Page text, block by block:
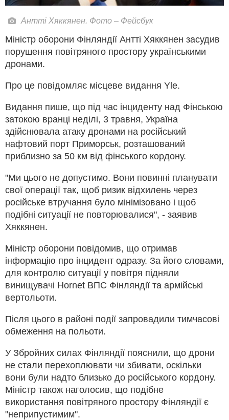
Антті Хяккянен. Фото – Фейсбук
Міністр оборони Фінляндії Антті Хяккянен засудив
порушення повітряного простору українськими
дронами.
Про це повідомляє місцеве видання Yle.
Видання пише, що під час інциденту над Фінською
затокою вранці неділі, 3 травня, Україна
здійснювала атаку дронами на російський
нафтовий порт Приморськ, розташований
приблизно за 50 км від фінського кордону.
"Ми цього не допустимо. Вони повинні планувати
свої операції так, щоб ризик відхилень через
російське втручання було мінімізовано і щоб
подібні ситуації не повторювалися", - заявив
Хяккянен.
Міністр оборони повідомив, що отримав
інформацію про інцидент одразу. За його словами,
для контролю ситуації у повітря підняли
винищувачі Hornet ВПС Фінляндії та армійські
вертольоти.
Після цього в районі події запровадили тимчасові
обмеження на польоти.
У Збройних силах Фінляндії пояснили, що дрони
не стали перехоплювати чи збивати, оскільки
вони були надто близько до російського кордону.
Міністр також наголосив, що подібне
використання повітряного простору Фінляндії є
"неприпустимим".